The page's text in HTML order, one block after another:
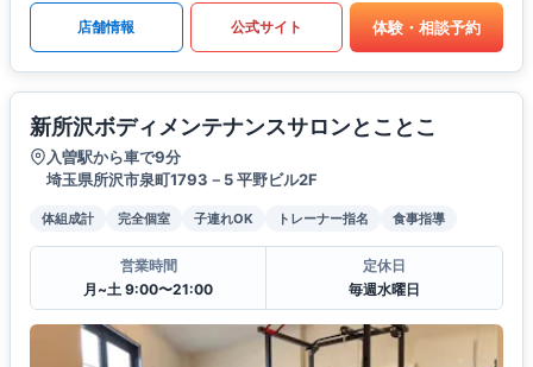
店舗情報 公式サイト 体験・相談予約
新所沢ボディメンテナンスサロンとことこ
入曽駅から車で9分
埼玉県所沢市泉町1793－5 平野ビル2F
体組成計 完全個室 子連れOK トレーナー指名 食事指導
営業時間
月~土 9:00〜21:00
定休日
毎週水曜日